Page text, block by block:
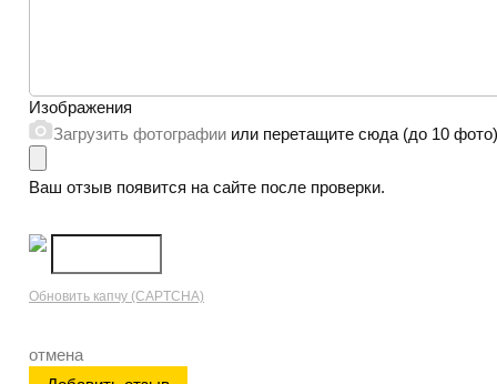
Изображения
Загрузить фотографии или перетащите сюда (до 10 фото)
Ваш отзыв появится на сайте после проверки.
Обновить капчу (CAPTCHA)
отмена